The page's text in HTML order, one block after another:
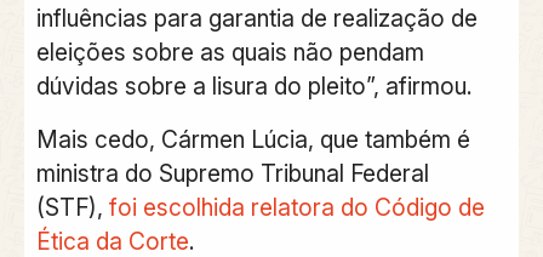
influências para garantia de realização de
eleições sobre as quais não pendam
dúvidas sobre a lisura do pleito”, afirmou.
Mais cedo, Cármen Lúcia, que também é
ministra do Supremo Tribunal Federal
(STF), foi escolhida relatora do Código de
Ética da Corte.